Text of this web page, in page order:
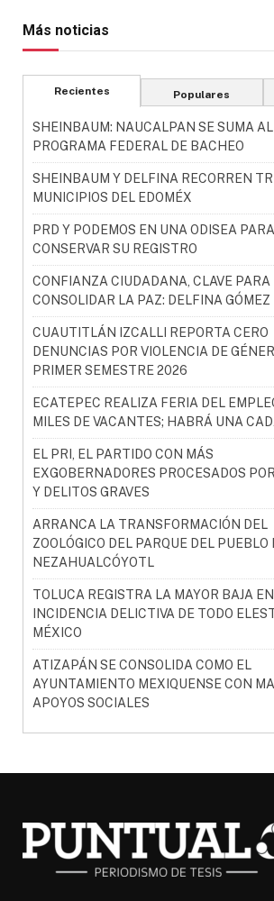
Más noticias
Recientes Populares
SHEINBAUM: NAUCALPAN SE SUMA AL
PROGRAMA FEDERAL DE BACHEO
SHEINBAUM Y DELFINA RECORREN
MUNICIPIOS DEL EDOMÉX
PRD Y PODEMOS EN UNA ODISEA PARA
CONSERVAR SU REGISTRO
CONFIANZA CIUDADANA, CLAVE PARA
CONSOLIDAR LA PAZ: DELFINA GÓMEZ
CUAUTITLÁN IZCALLI REPORTA CERO
DENUNCIAS POR VIOLENCIA DE
PRIMER SEMESTRE 2026
ECATEPEC REALIZA FERIA DEL
MILES DE VACANTES; HABRÁ UNA
EL PRI, EL PARTIDO CON MÁS
EXGOBERNADORES PROCESADOS
Y DELITOS GRAVES
ARRANCA LA TRANSFORMACIÓN DEL
ZOOLÓGICO DEL PARQUE DEL PUEBLO
NEZAHUALCÓYOTL
TOLUCA REGISTRA LA MAYOR BAJA EN
INCIDENCIA DELICTIVA DE TODO
MÉXICO
ATIZAPÁN SE CONSOLIDA COMO EL
AYUNTAMIENTO MEXIQUENSE CON
APOYOS SOCIALES